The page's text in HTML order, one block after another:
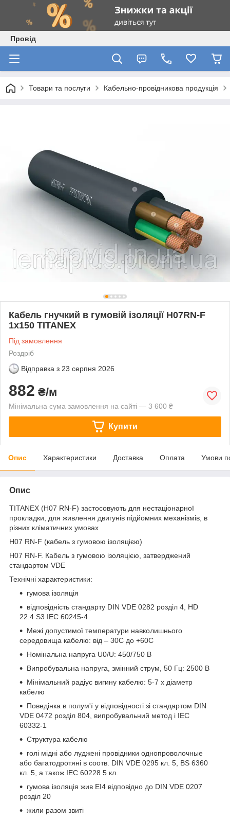
Провід
Товари та послуги Кабельно-провідникова продукція
Кабель гнучкий в гумовій ізоляції H07RN-F
1х150 TITANEX
Під замовлення
Роздріб
Відправка з 23 серпня 2026
882 ₴/м
Мінімальна сума замовлення на сайті — 3 600 ₴
Купити
Опис Характеристики Доставка Оплата Умови
Опис
TITANEX (H07 RN-F) застосовують для нестаціонарної
прокладки, для живлення двигунів підйомних механізмів, в
різних кліматичних умовах
H07 RN-F (кабель з гумовою ізоляцією)
H07 RN-F. Кабель з гумовою ізоляцією, затверджений
стандартом VDE
Технічні характеристики:
гумова ізоляція
відповідність стандарту DIN VDE 0282 розділ 4, HD
22.4 S3 IEC 60245-4
Межі допустимої температури навколишнього
середовища кабелю: від – 30С до +60С
Номінальна напруга U0/U: 450/750 B
Випробувальна напруга, змінний струм, 50 Гц: 2500 В
Мінімальний радіус вигину кабелю: 5-7 х діаметр
кабелю
Поведінка в полум'ї у відповідності зі стандартом DIN
VDE 0472 розділ 804, випробувальний метод і IEC
60332-1
Структура кабелю
голі мідні або луджені провідники однопроволочные
або багатодротяні в соотв. DIN VDE 0295 кл. 5, BS 6360
кл. 5, а також IEC 60228 5 кл.
гумова ізоляція жив EI4 відповідно до DIN VDE 0207
розділ 20
жили разом звиті